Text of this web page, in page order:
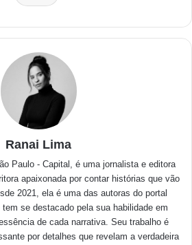
Ranai Lima
Paulo - Capital, é uma jornalista e editora
apaixonada por contar histórias que vão
2021, ela é uma das autoras do portal
se destacado pela sua habilidade em
de cada narrativa. Seu trabalho é
por detalhes que revelam a verdadeira